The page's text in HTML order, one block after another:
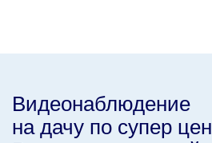
Видеонаблюдение
на дачу по супер